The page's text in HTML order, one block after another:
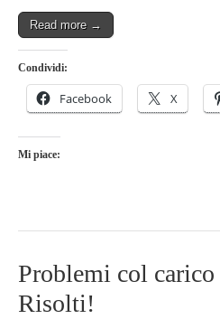
Read more →
Condividi:
Facebook X
Mi piace:
Problemi col carico
Risolti!